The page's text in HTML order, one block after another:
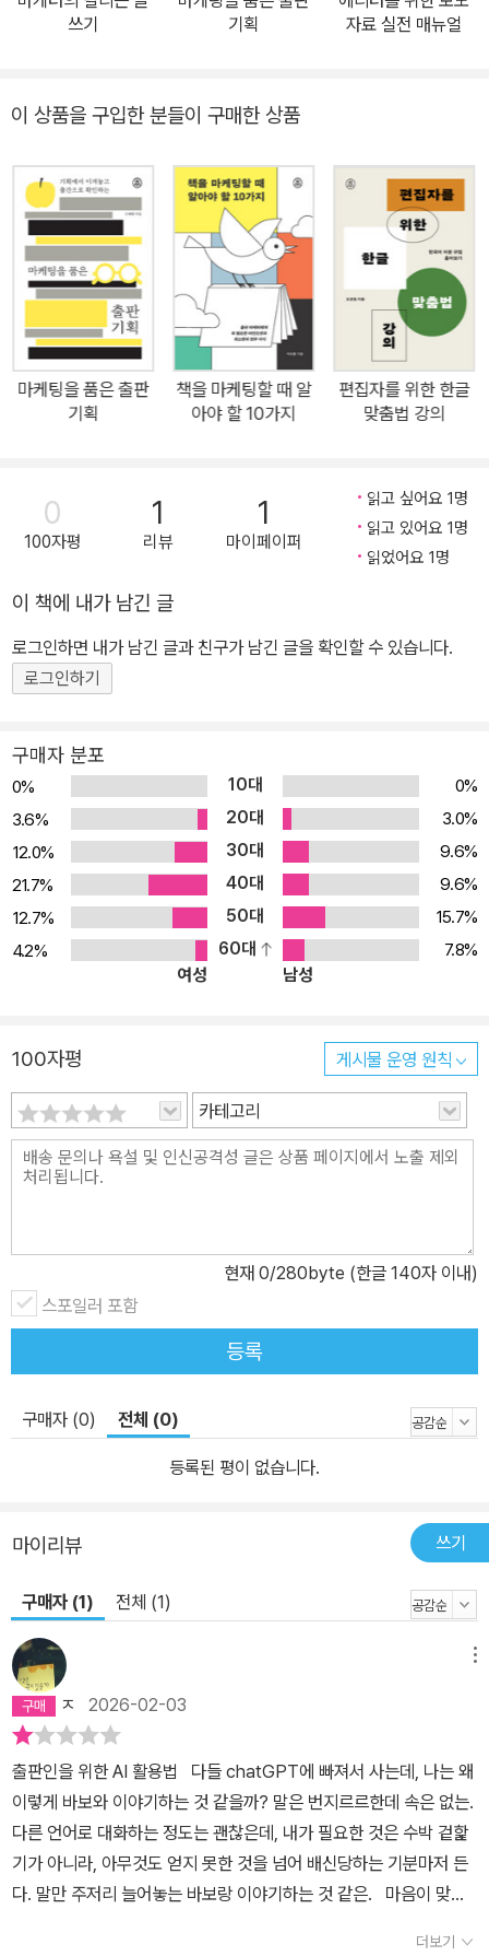
I 도구의 장단점, A부터 Z까지 따라 하는 실전 예제 등을 통해 어떤 업
할 수 있는, 현직 출판인이 직접 만든 생성형 AI 활용 설명서 2022년
고, 불과 몇 년 사이 우리 삶 곳곳에 스며들어 변화를 이끌어내고 있
다. 생성형 AI의 활용성이 업무 영역 전반으로 확산하면서 출판계도
AI가 몰고 올 변화에 관심이 높아졌다. 생성형 AI는 창작 아이디어 제
공과 원고 작성, 번역 속도 향상, 자료조사와 트렌드 분석, 문장 교열
교정, 도서 제목 생성, 마케팅 자료 제작, 경영관리 효율화 등 출판 업
무 전 분야에서 생산성을 높여줄 수 있다. 일부 선도 출판사는 전문 AI
도구를 적극 활용해 업무 방식을 바꾸고 있지만, 여전히 많은 출판사
에서는 ‘어디서부터 AI를 도입해야 할지’ 고민한다. 『출판인을 위한 A
I 활용법』은 IT 전문서 출판사 대표인 저자가 직접 적용해본 사례를
체계적으로 관리해 유익한 정보를 얻는 법, 정보를 깊이 있게 조사하
고 통합적으로 관리하는 법, 원고 내용을 보강하고 도표를 추가하고
내용을 재배치하는 법, 문장에서 오류를 찾아내고 교정 작업에 생산
성을 높이는 법, 도서 기본 정보만으로 창의적이고 매력적인 제목 후
제작하는 법, 서평 데이터를 분석해 그래프로 만들고 가치 있는 자료
로 활용하는 법, 도서 특징을 추출해 카드뉴스 포맷으로 변경하는 법,
과적인 의사결정을 할 수 있도록 판매 데이터와 재무 데이터를 분석
하는 법, 인세 지급 메일을 자동으로 발송하는 구글 스프레드시트를
만드는 법 등을 친절하게 설명해준다. 이 책의 실전 예제를 따라 몇 단
계에 걸친 AI 도구 이용법을 익히면, 지금까지 AI 활용 경험이 없는 사
람도 효율적인 업무 프로세스를 구축할 수 있을 것이다. ▶ ChatGP
T, DeepL, NotebookLM, Gemini, Claude…… 다양한 생성형 AI
도구에서 내가 필요한 부분만 바로 골라 바로 쓴다! 많은 사람이 AI를
처음 접할 때 엄청난 기대를 품는다. 그렇지만 실제로 AI를 사용하는
대 대신, 처음에는 20% 정도의 생산성 향상을 목표로 설정하는 것이
위를 넓혀나가는 것이 지속 가능한 방법이다. AI를 단순한 컴퓨터 프
로그램이 아니라 상호작용이 필요한 협업 파트너로 생각하고, 항상
같은 결과가 나오지 않는다는 점을 받아들여야 한다. AI를 제대로 활
위한 AI 활용법』에서는 출판 업무 영역별로 다양한 AI 도구를 적용하
는 법을 다음과 같이 소개한다. ∙ 기획: 번역 도구를 활용한 외국 최신
정보 검색 및 자료조사 → DeepL, web.meco.app, Deep Resea
는 문장 교정 챗봇 만들기 → ChatGPT ∙ 제목: 도서 기본 정보만으
로 제목 후보들을 생성해주는 도서 제목 생성 템플릿 만들기 → Clau
분석으로 마케팅 진행하기 → Data Analyst GPTs, DALL·E GPT
NotebookLM, ChatGPT, Napkin.ai, 미드저니 ∙ 경영관리: 판매
데이터 분석, 재무 분석 챗봇을 이용해 경영 최적화하기 → ChatGP
T, Claude, Gemini, Genspark.ai ▶ AI는 나의 인사이트를 확장해
줄 ‘혁신적인 조력자’ 이제는 특정 분야에만 국한되지 않고 다양한 영
역에서 일하는 시대가 되었다. 예를 들어, 도서 표지 제작 과정에서 기
획자가 AI를 활용하여 50% 이상 완성된 표지 이미지를 직접 제작한
후, 디자이너와 협의를 진행할 수 있다. 최종 마무리는 여전히 디자이
너의 전문성이 필요하지만, 이러한 방식으로 작업 시간을 크게 단축
하고 기획자나 저자의 의도를 더욱 정확하게 반영할 수 있다. 마찬가
지로 디자이너도 인공지능의 도움을 받아 직접 시장 조사를 진행하고
제 기획자보다 디자이너가 더 뛰어난 기획을 수행할 수 있는 가능성
쓰기
기획
자료 실전 매뉴얼
이 상품을 구입한 분들이 구매한 상품
마케팅을 품은 출판
기획
책을 마케팅할 때 알
아야 할 10가지
편집자를 위한 한글
맞춤법 강의
0
100자평
1
리뷰
1
마이페이퍼
읽고 싶어요 1명
읽고 있어요 1명
읽었어요 1명
이 책에 내가 남긴 글
로그인하면 내가 남긴 글과 친구가 남긴 글을 확인할 수 있습니다.
로그인하기
구매자 분포
0% 10대
0%
3.6%
20대
3.0%
12.0%
30대
9.6%
21.7%
40대
9.6%
12.7%
50대
15.7%
4.2%
60대
7.8%
여성
남성
100자평 게시물 운영 원칙
카테고리
현재 0/280byte (한글 140자 이내)
스포일러 포함
등록
구매자 (0) 전체 (0)
등록된 평이 없습니다.
마이리뷰 쓰기
구매자 (1) 전체 (1)
ㅈ 2026-02-03
출판인을 위한 AI 활용법 다들 chatGPT에 빠져서 사는데, 나는 왜
이렇게 바보와 이야기하는 것 같을까? 말은 번지르르한데 속은 없는.
다른 언어로 대화하는 정도는 괜찮은데, 내가 필요한 것은 수박 겉핥
기가 아니라, 아무것도 얻지 못한 것을 넘어 배신당하는 기분마저 든
다. 말만 주저리 늘어놓는 바보랑 이야기하는 것 같은. 마음이 맞는
더보기